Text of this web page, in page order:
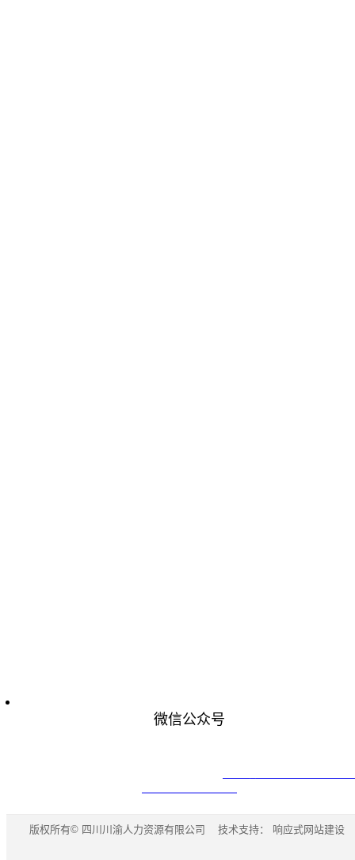
微信公众号
版权所有© 四川川渝人力资源有限公司 技术支持： 响应式网站建设